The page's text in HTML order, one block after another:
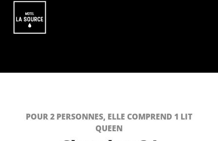
POUR 2 PERSONNES, ELLE COMPREND 1 LIT
QUEEN